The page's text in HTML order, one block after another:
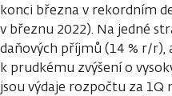
konci března v rekordním
v březnu 2022). Na jedné
daňových příjmů (14 % r/r),
k prudkému zvýšení o
jsou výdaje rozpočtu za 1Q